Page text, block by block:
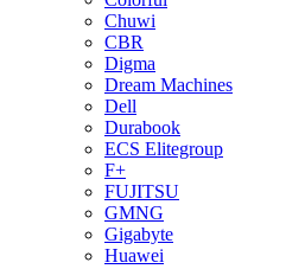
Chuwi
CBR
Digma
Dream Machines
Dell
Durabook
ECS Elitegroup
F+
FUJITSU
GMNG
Gigabyte
Huawei